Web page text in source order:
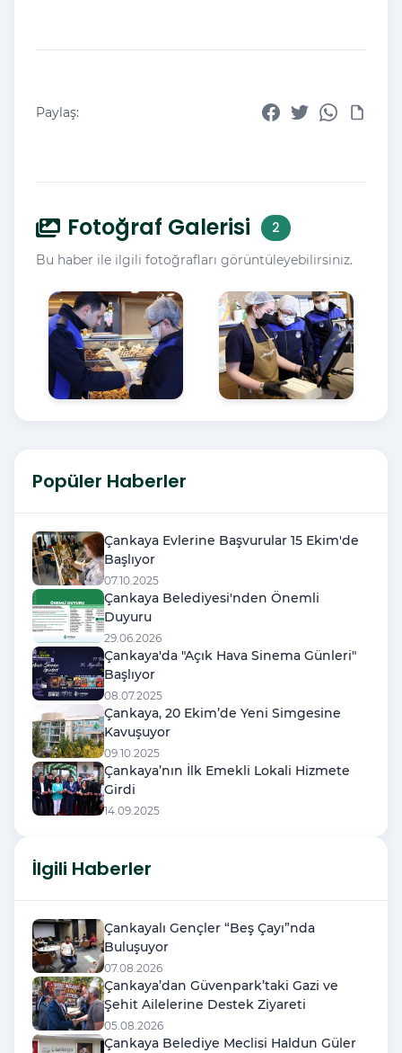
Paylaş:
Fotoğraf Galerisi 2
Bu haber ile ilgili fotoğrafları görüntüleyebilirsiniz.
Popüler Haberler
Çankaya Evlerine Başvurular 15 Ekim'de
Başlıyor
07.10.2025
Çankaya Belediyesi'nden Önemli
Duyuru
29.06.2026
Çankaya'da "Açık Hava Sinema Günleri"
Başlıyor
08.07.2025
Çankaya, 20 Ekim’de Yeni Simgesine
Kavuşuyor
09.10.2025
Çankaya’nın İlk Emekli Lokali Hizmete
Girdi
14.09.2025
İlgili Haberler
Çankayalı Gençler “Beş Çayı”nda
Buluşuyor
07.08.2026
Çankaya’dan Güvenpark’taki Gazi ve
Şehit Ailelerine Destek Ziyareti
05.08.2026
Çankaya Belediye Meclisi Haldun Güler